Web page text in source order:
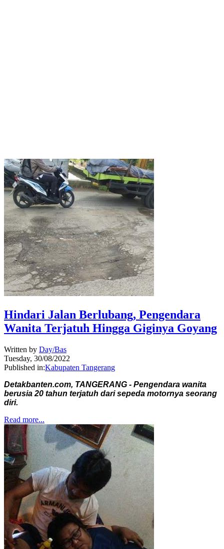
Hindari Jalan Berlubang, Pengendara
Wanita Terjatuh Hingga Giginya Goyang
Written by Day/Bas
Tuesday, 30/08/2022
Published in:Kabupaten Tangerang
Detakbanten.com, TANGERANG - Pengendara wanita
berusia 20 tahun terjatuh dari sepeda motornya seorang
diri.
Read more...